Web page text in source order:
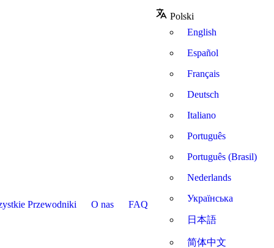
Przewodniki O nas FAQ
Polski
English
Español
Français
Deutsch
Italiano
Português
Português (Brasil)
Nederlands
Українська
日本語
简体中文